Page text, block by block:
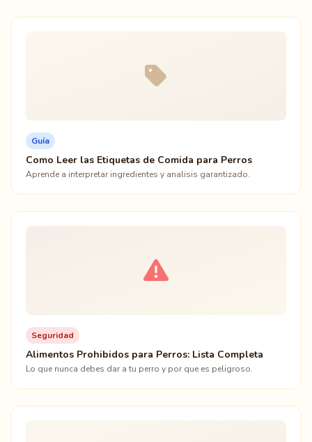
Guía
Como Leer las Etiquetas de Comida para Perros
Aprende a interpretar ingredientes y analisis garantizado.
Seguridad
Alimentos Prohibidos para Perros: Lista Completa
Lo que nunca debes dar a tu perro y por que es peligroso.